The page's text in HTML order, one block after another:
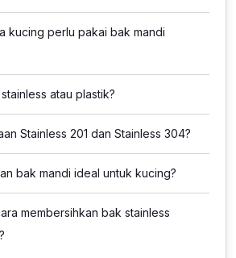
kucing perlu pakai bak mandi
atau plastik?
Stainless 201 dan Stainless 304?
bak mandi ideal untuk kucing?
membersihkan bak stainless